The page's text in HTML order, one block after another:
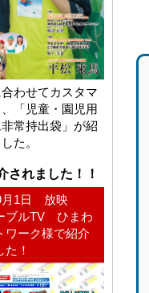
わせてカスタマ
「児童・園児用
常持出袋」が紹
た。
されました！！
月1日 放映
ブルTV ひまわ
ワーク様で紹介
た！